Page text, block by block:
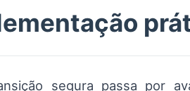
segura passa por